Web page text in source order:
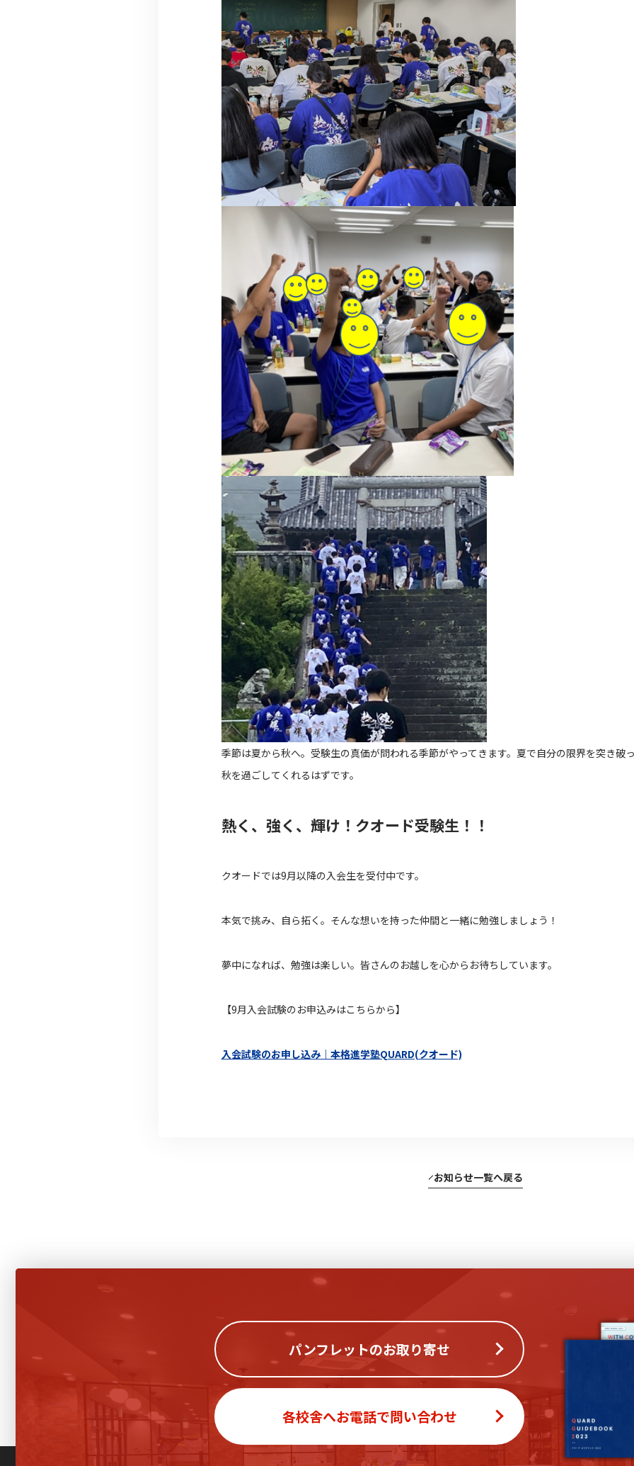
季節は夏から秋へ。受験生の真価が問われる季節がやってきます。夏で自分の限界を突き破
秋を過ごしてくれるはずです。
熱く、強く、輝け！クオード受験生！！
クオードでは9月以降の入会生を受付中です。
本気で挑み、自ら拓く。そんな想いを持った仲間と一緒に勉強しましょう！
夢中になれば、勉強は楽しい。皆さんのお越しを心からお待ちしています。
【9月入会試験のお申込みはこちらから】
入会試験のお申し込み｜本格進学塾QUARD(クオード)
お知らせ一覧へ戻る
パンフレットのお取り寄せ
各校舎へお電話で問い合わせ